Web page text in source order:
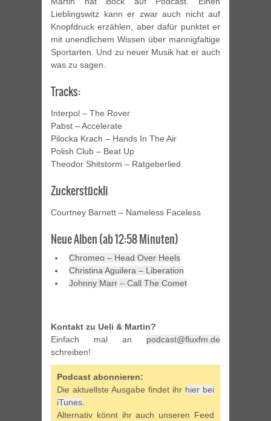
Lieblingswitz kann er zwar auch nicht auf
Knopfdruck erzählen, aber dafür punktet er
mit unendlichem Wissen über mannigfaltige
Sportarten. Und zu neuer Musik hat er auch
was zu sagen.
Tracks:
Interpol – The Rover
Pabst – Accelerate
Pilocka Krach – Hands In The Air
Polish Club – Beat Up
Theodor Shitstorm – Ratgeberlied
Zuckerstückli
Courtney Barnett – Nameless Faceless
Neue Alben (ab 12:58 Minuten)
Chromeo – Head Over Heels
Christina Aguilera – Liberation
Johnny Marr – Call The Comet
Kontakt zu Ueli & Martin?
Einfach mal an podcast@fluxfm.de
schreiben!
Podcast abonnieren:
Die aktuellste Ausgabe findet ihr hier bei
iTunes.
Alternativ könnt ihr auch unseren Feed